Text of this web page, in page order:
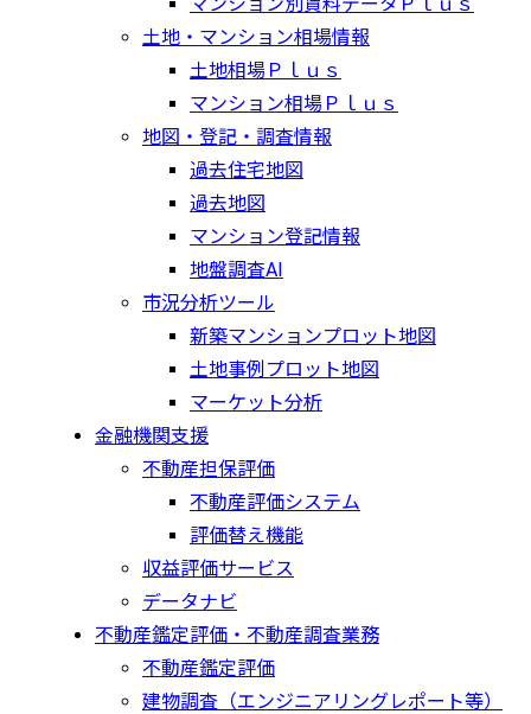
土地・マンション相場情報
土地相場Ｐｌｕｓ
マンション相場Ｐｌｕｓ
地図・登記・調査情報
過去住宅地図
過去地図
マンション登記情報
地盤調査AI
市況分析ツール
新築マンションプロット地図
土地事例プロット地図
マーケット分析
金融機関支援
不動産担保評価
不動産評価システム
評価替え機能
収益評価サービス
データナビ
不動産鑑定評価・不動産調査業務
不動産鑑定評価
建物調査（エンジニアリングレポート等）